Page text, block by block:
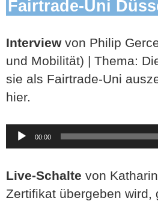
Fairtrade-Uni
Interviewvon Philip
und Mobilität) | Thema:
sie als Fairtrade-Uni
hier.
Audio-
Player
00:00
Live-Schalte von
Zertifikat übergeben